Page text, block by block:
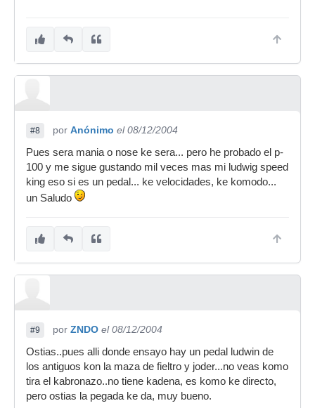
#8 por Anónimo el 08/12/2004
Pues sera mania o nose ke sera... pero he probado el p-
100 y me sigue gustando mil veces mas mi ludwig speed
king eso si es un pedal... ke velocidades, ke komodo...
un Saludo
#9 por ZNDO el 08/12/2004
Ostias..pues alli donde ensayo hay un pedal ludwin de
los antiguos kon la maza de fieltro y joder...no veas komo
tira el kabronazo..no tiene kadena, es komo ke directo,
pero ostias la pegada ke da, muy bueno.